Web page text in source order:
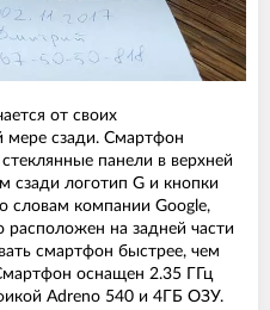
от своих
мере сзади. Смартфон
панели в верхней
сзади логотип G и кнопки
словам компании Google,
расположен на задней части
смартфон быстрее, чем
оснащен 2.35 ГГц
Adreno 540 и 4ГБ ОЗУ.